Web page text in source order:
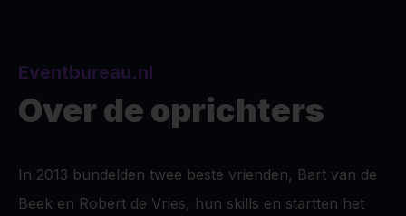
Eventbureau.nl
Over de oprichters
In 2013 bundelden twee beste vrienden, Bart van de
Beek en Robert de Vries, hun skills en startten het